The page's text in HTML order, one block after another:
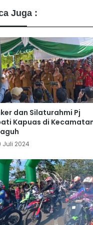
Juga :
dan Silaturahmi Pj
Kapuas di
Juli 2024